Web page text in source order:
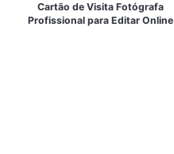
Cartão de Visita Fotógrafa
Profissional para Editar Online